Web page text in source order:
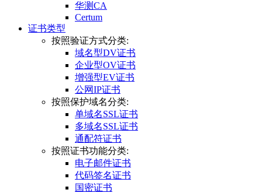
华测CA
Certum
证书类型
按照验证方式分类:
域名型DV证书
企业型OV证书
增强型EV证书
公网IP证书
按照保护域名分类:
单域名SSL证书
多域名SSL证书
通配符证书
按照证书功能分类:
电子邮件证书
代码签名证书
国密证书